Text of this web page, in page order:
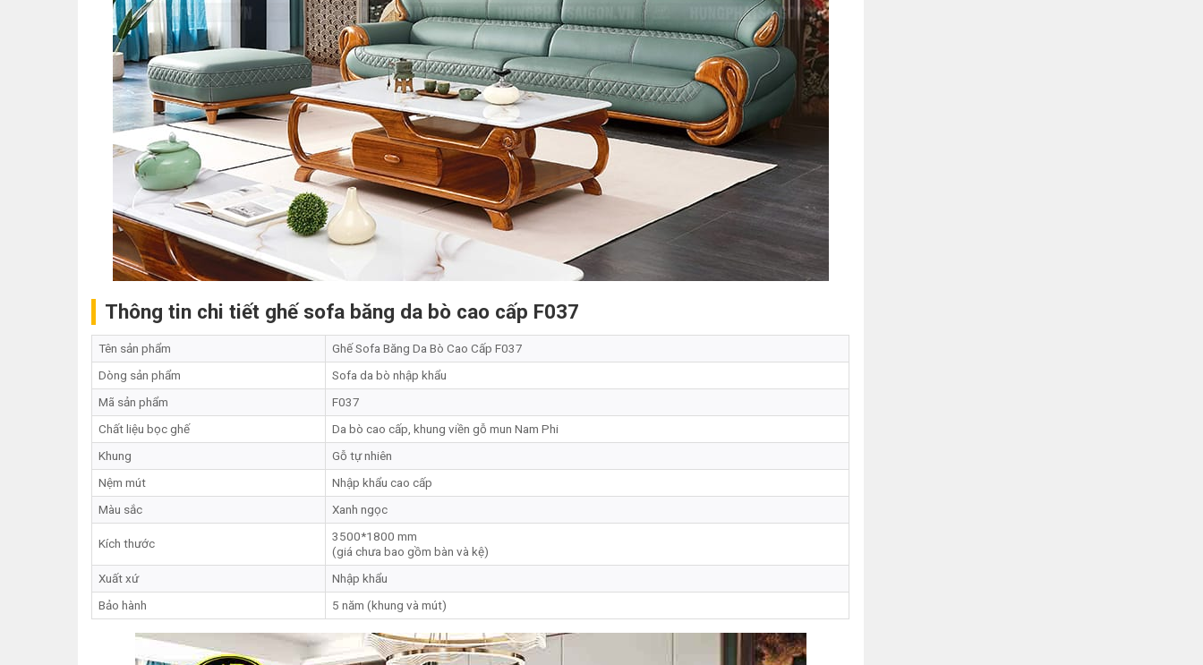
Thông tin chi tiết ghế sofa băng da bò cao cấp F037
Tên sản phẩm
Ghế Sofa Băng Da Bò Cao Cấp F037
Dòng sản phẩm
Sofa da bò nhập khẩu
Mã sản phẩm
F037
Chất liệu bọc ghế
Da bò cao cấp, khung viền gỗ mun Nam Phi
Khung
Gỗ tự nhiên
Nệm mút
Nhập khẩu cao cấp
Màu sắc
Xanh ngọc
Kích thước
3500*1800 mm
(giá chưa bao gồm bàn và kệ)
Xuất xứ
Nhập khẩu
Bảo hành
5 năm (khung và mút)